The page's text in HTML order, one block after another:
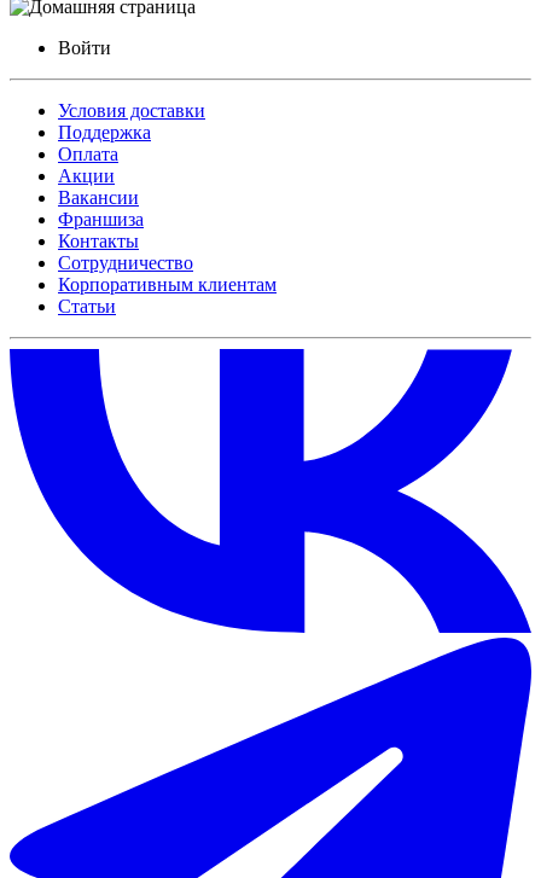
Войти
Условия доставки
Поддержка
Оплата
Акции
Вакансии
Франшиза
Контакты
Сотрудничество
Корпоративным клиентам
Статьи